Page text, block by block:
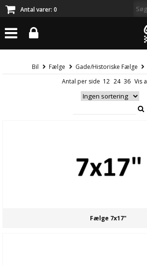
Antal varer: 0
Bil Fælge Gade/Historiske Fælge
Antal per side
Fælge 7x17"